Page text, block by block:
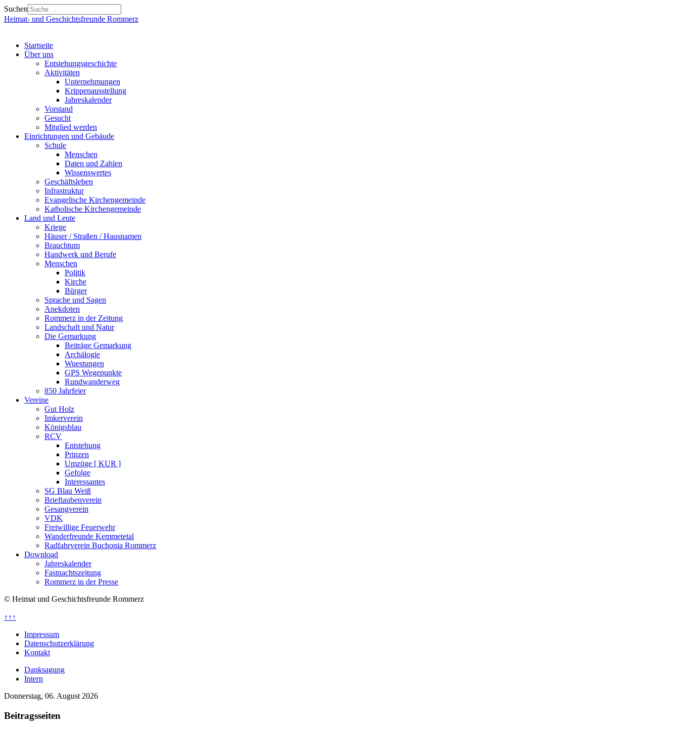
Suchen
Heimat- und Geschichtsfreunde Rommerz
Startseite
Über uns
Entstehungsgeschichte
Aktivitäten
Unternehmungen
Krippenausstellung
Jahreskalender
Vorstand
Gesucht
Mitglied werden
Einrichtungen und Gebäude
Schule
Menschen
Daten und Zahlen
Wissenswertes
Geschäftsleben
Infrastruktur
Evangelische Kirchengemeinde
Katholische Kirchengemeinde
Land und Leute
Kriege
Häuser / Straßen / Hausnamen
Brauchtum
Handwerk und Berufe
Menschen
Politik
Kirche
Bürger
Sprache und Sagen
Anekdoten
Rommerz in der Zeitung
Landschaft und Natur
Die Gemarkung
Beiträge Gemarkung
Archälogie
Wuestungen
GPS Wegepunkte
Rundwanderweg
850 Jahrfeier
Vereine
Gut Holz
Imkerverein
Königsblau
RCV
Entstehung
Prinzen
Umzüge [ KUR ]
Gefolge
Interessantes
SG Blau Weiß
Brieftaubenverein
Gesangverein
VDK
Freiwillige Feuerwehr
Wanderfreunde Kemmetetal
Radfahrverein Buchonia Rommerz
Download
Jahreskalender
Fastnachtszeitung
Rommerz in der Presse
© Heimat und Geschichtsfreunde Rommerz
↑↑↑
Impressum
Datenschutzerklärung
Kontakt
Danksagung
Intern
Donnerstag, 06. August 2026
Beitragsseiten